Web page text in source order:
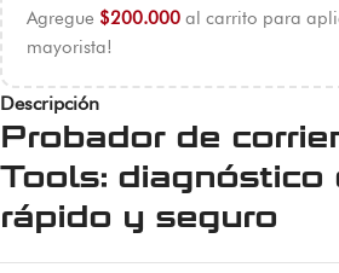
Agregue $200.000 al carrito para
mayorista!
Descripción
Probador de
Tools: diagnóstico
rápido y seguro